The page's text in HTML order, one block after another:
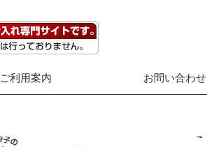
ご利用案内 お問い合わせ